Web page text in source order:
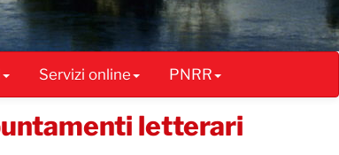
Servizi online PNRR
letterari